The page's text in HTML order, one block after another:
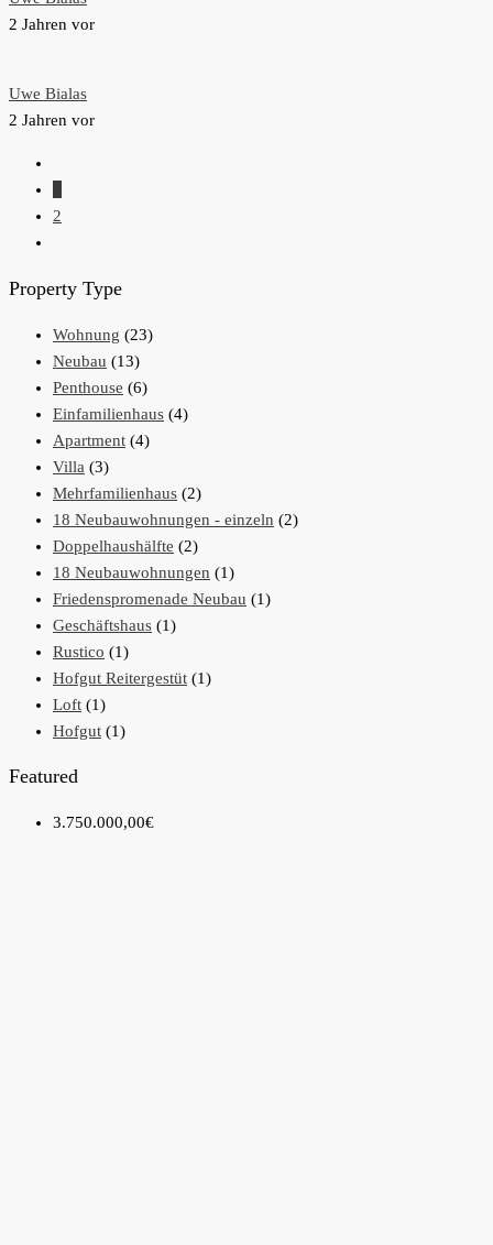
2 Jahren vor
Uwe Bialas
2 Jahren vor
2
Property Type
Wohnung (23)
Neubau (13)
Penthouse (6)
Einfamilienhaus (4)
Apartment (4)
Villa (3)
Mehrfamilienhaus (2)
18 Neubauwohnungen - einzeln (2)
Doppelhaushälfte (2)
18 Neubauwohnungen (1)
Friedenspromenade Neubau (1)
Geschäftshaus (1)
Rustico (1)
Hofgut Reitergestüt (1)
Loft (1)
Hofgut (1)
Featured
3.750.000,00€